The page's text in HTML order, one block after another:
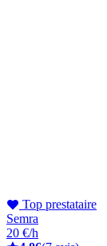
Top prestataire
Semra
20 €/h